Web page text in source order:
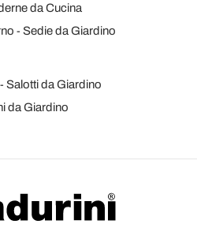
da Cucina
Sedie da Giardino
Salotti da Giardino
da Giardino